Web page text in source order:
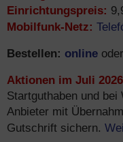
Einrichtungspreis:
Mobilfunk-Netz:
Bestellen: online oder
Aktionen im Juli
Startguthaben und
Anbieter mit
Gutschrift sichern.